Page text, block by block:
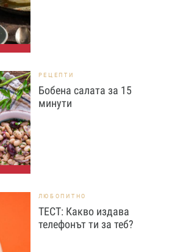
РЕЦЕПТИ
Бобена салата за 15
минути
ЛЮБОПИТНО
ТЕСТ: Какво издава
телефонът ти за теб?